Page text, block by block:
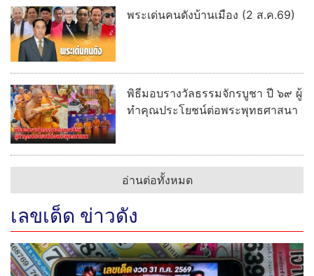
พระเด่นคนดังบ้านเมือง (2 ส.ค.69)
พิธีมอบรางวัลธรรมจักรบูชา ปี ๖๙ ผู้
ทำคุณประโยชน์ต่อพระพุทธศาสนา
อ่านต่อทั้งหมด
เลขเด็ด ข่าวดัง